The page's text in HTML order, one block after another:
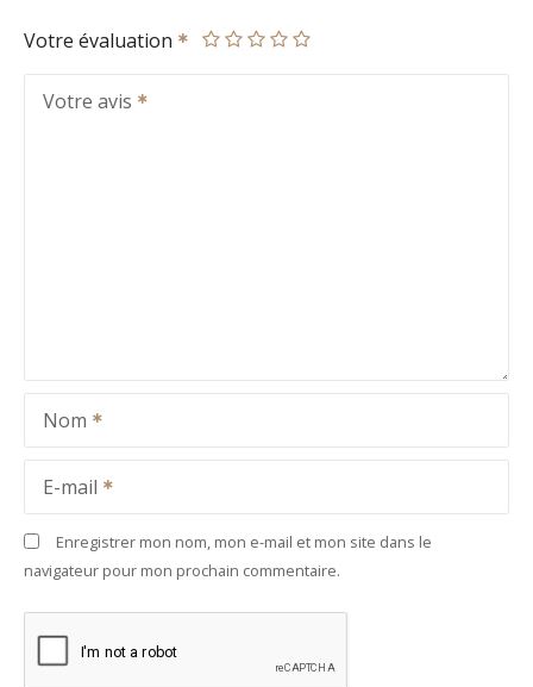
Votre évaluation
Votre avis
Nom
E-mail
Enregistrer mon nom, mon e-mail et mon site dans le
navigateur pour mon prochain commentaire.